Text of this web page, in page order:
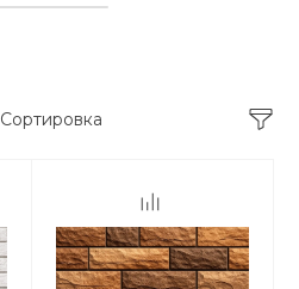
Сортировка